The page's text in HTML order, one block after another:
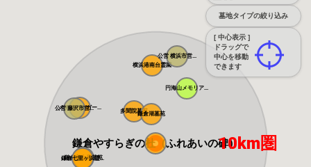
墓地タイプの絞り込み
[ 中心表示 ]
ドラッグで
中心を移動
できます
横浜港南台霊園
鎌倉富士見墓苑
鎌倉七里ヶ浜霊...
多聞院墓苑
メモリアルガー...
鎌倉湖墓苑
公営 藤沢市営...
公営 横浜市営...
円海山メモリア...
鎌倉やすらぎの杜（ふれあいの碑）10km圏